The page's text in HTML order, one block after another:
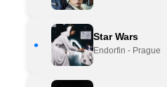
•
Star Wars
Endorfin - Prague